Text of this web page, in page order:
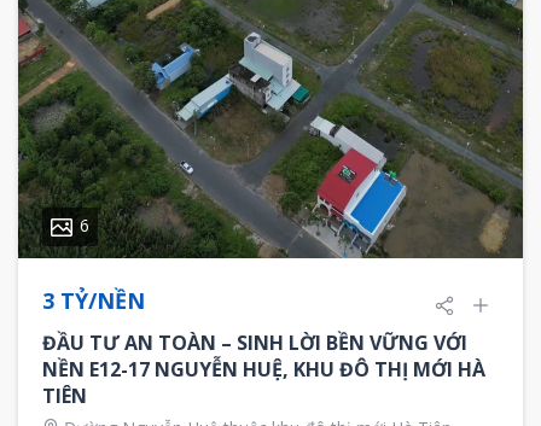
6
3 TỶ/NỀN
ĐẦU TƯ AN TOÀN – SINH LỜI BỀN VỮNG VỚI
NỀN E12-17 NGUYỄN HUỆ, KHU ĐÔ THỊ MỚI HÀ
TIÊN